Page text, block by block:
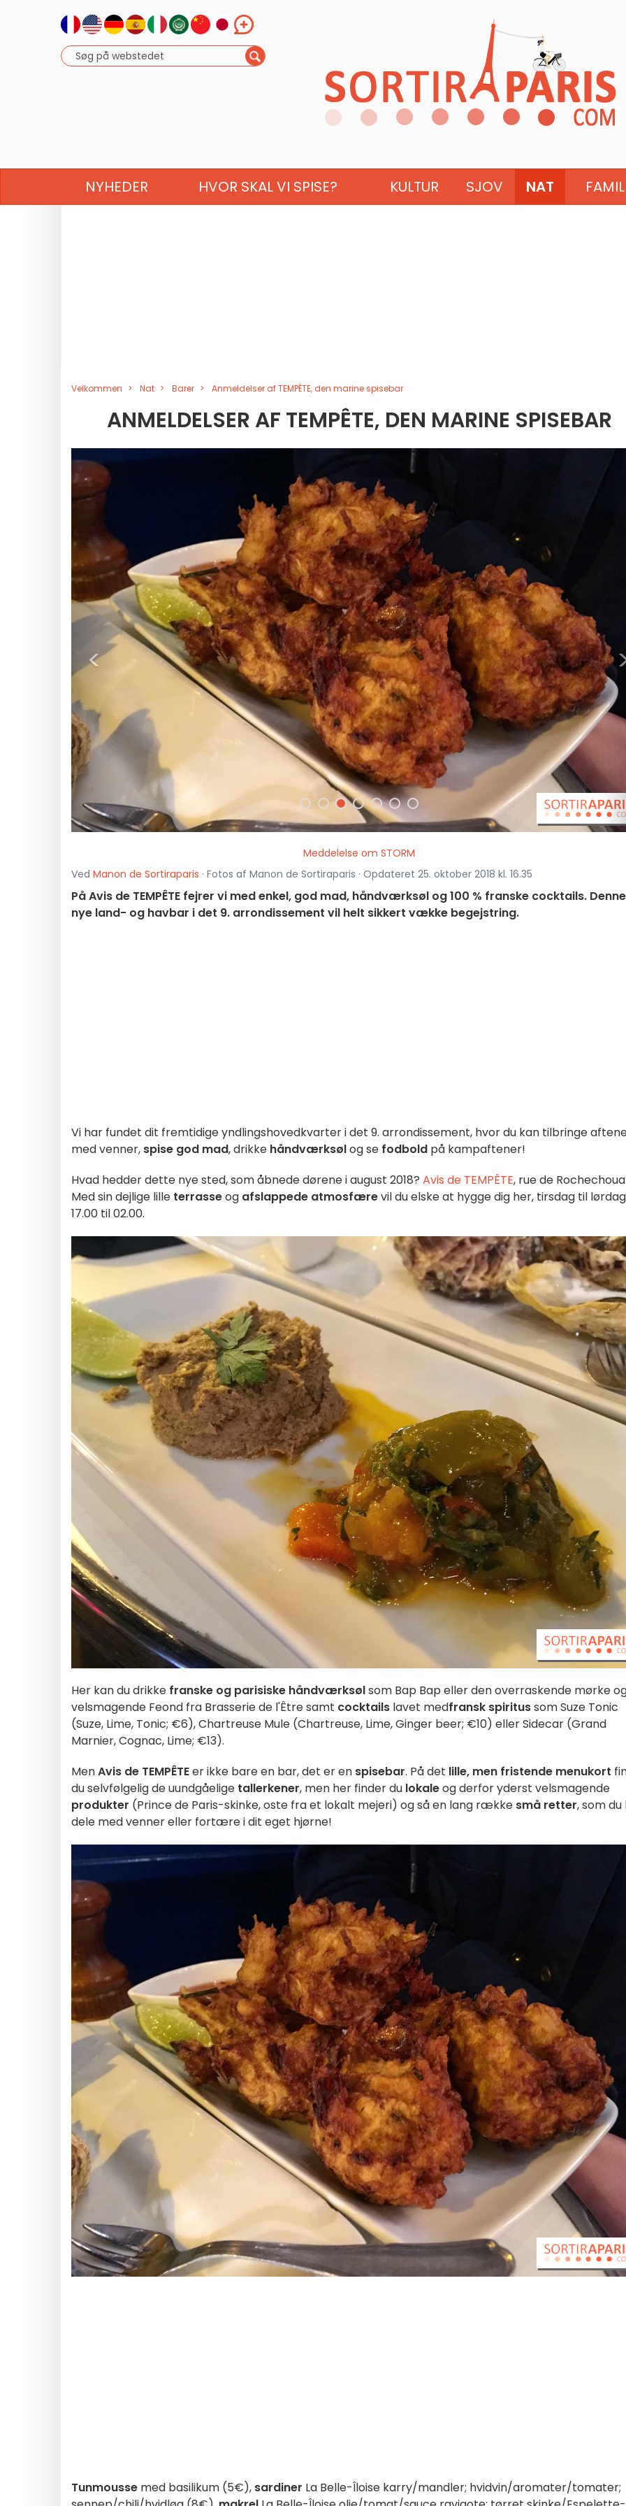
NYHEDER HVOR SKAL VI SPISE? KULTUR SJOV NAT
Velkommen Nat Barer Anmeldelser af TEMPÊTE, den marine spisebar
ANMELDELSER AF TEMPÊTE, DEN MARINE SPISEBAR
<
Meddelelse om STORM
Ved Manon de Sortiraparis · Fotos af Manon de Sortiraparis · Opdateret 25. oktober 2018 kl. 16.35
På Avis de TEMPÊTE fejrer vi med enkel, god mad, håndværksøl og 100 % franske cocktails. Denne
nye land- og havbar i det 9. arrondissement vil helt sikkert vække begejstring.
Vi har fundet dit fremtidige yndlingshovedkvarter i det 9. arrondissement, hvor du kan tilbringe
med venner, spise god mad, drikke håndværksølog se fodbold på kampaftener!
Hvad hedder dette nye sted, som åbnede dørene i august 2018? Avis de TEMPÊTE, rue de
Med sin dejlige lille terrasseog afslappede atmosfærevil du elske at hygge dig her, tirsdag til
17.00 til 02.00.
Her kan du drikke franske og parisiske håndværksølsom Bap Bap eller den overraskende mørke
velsmagende Feond fra Brasserie de l'Être samt cocktails lavet medfransk spiritussom Suze Tonic
(Suze, Lime, Tonic; €6), Chartreuse Mule (Chartreuse, Lime, Ginger beer; €10) eller Sidecar (Grand
Marnier, Cognac, Lime; €13).
MenAvis de TEMPÊTEer ikke bare en bar, det er en spisebar. På det lille, men fristende menukort
du selvfølgelig de uundgåelige tallerkener, men her finder du lokaleog derfor yderst velsmagende
produkter (Prince de Paris-skinke, oste fra et lokalt mejeri) og så en lang række små retter, som du
dele med venner eller fortære i dit eget hjørne!
Tunmousse med basilikum (5€), sardiner La Belle-Îloise karry/mandler; hvidvin/aromater/tomater;